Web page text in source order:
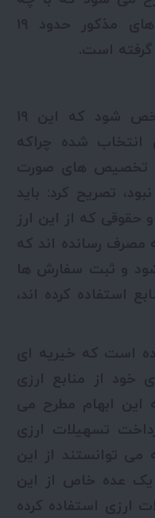
است.
انتخاب شده چراکه
تخصیص های صورت
تصریح کرد: باید
که از این ارز
مصرف رسانده اند که
شود و ثبت سفارش ها
استفاده کرده اند،
است که خیریه ای
خود از منابع ارزی
این ابهام مطرح می
تسهیلات ارزی
توانستند از این
یک عده خاص از این
ارزی استفاده کرده